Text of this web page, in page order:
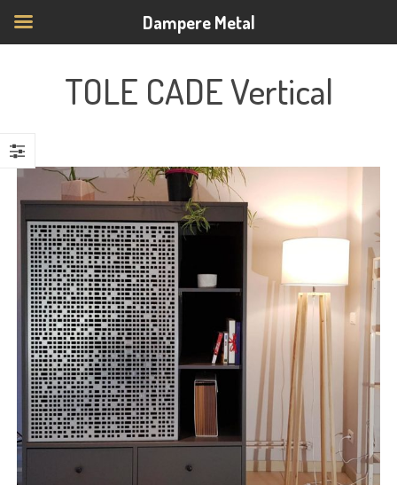
TOLE CADE Vertical
Dampere Metal